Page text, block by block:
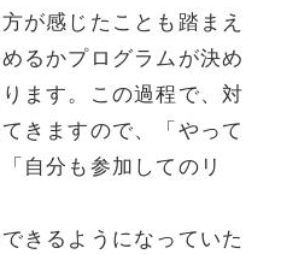
が感じたことも踏まえ
るかプログラムが決め
ます。この過程で、対
きますので、「やって
自分も参加してのリ
きるようになっていた